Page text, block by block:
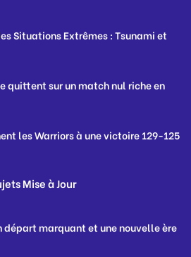
Situations Extrêmes : Tsunami et
quittent sur un match nul riche en
les Warriors à une victoire 129-125
Mise à Jour
départ marquant et une nouvelle ère